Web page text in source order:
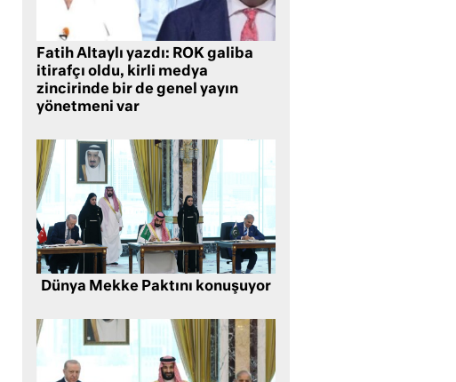
Fatih Altaylı yazdı: ROK galiba
itirafçı oldu, kirli medya
zincirinde bir de genel yayın
yönetmeni var
Dünya Mekke Paktını konuşuyor